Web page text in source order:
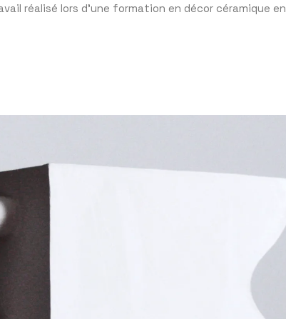
réalisé lors d’une formation en décor céramique en